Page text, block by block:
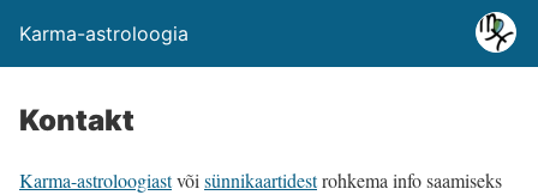
Karma-astroloogia
Kontakt
Karma-astroloogiastvõi sünnikaartidestrohkema info saamiseks